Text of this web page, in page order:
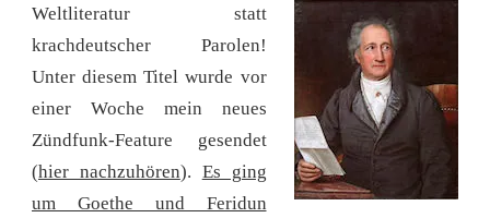
Weltliteratur statt
krachdeutscher Parolen!
Unter diesem Titel wurde vor
einer Woche mein neues
Zündfunk-Feature gesendet
(hier nachzuhören). Es ging
um Goethe und Feridun